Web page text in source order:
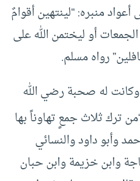
منبره: “لينتهين أقوامٌ
أو ليختمن الله على
رواه مسلم.
له صحبة رضي الله
ترك ثلاث جمعٍ تهاوناً بها
وأبو داود والنسائي
وابن خزيمة وابن حبان